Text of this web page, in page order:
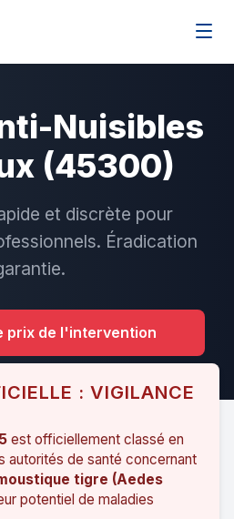
Nuisibles
(45300)
et discrète pour
Éradication
prix de l'intervention
: VIGILANCE
est officiellement classé en
autorités de santé concernant
tigre (Aedes
potentiel de maladies